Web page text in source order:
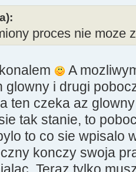
proces nie moze
A
glowny i drugi
ten czeka az
tak stanie, to
to co sie wpisalo
konczy swoja